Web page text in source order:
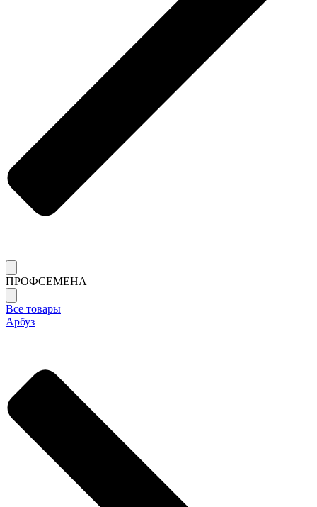
ПРОФСЕМЕНА
Все товары
Арбуз